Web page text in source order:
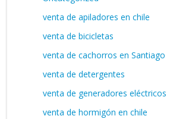
venta de apiladores en chile
venta de bicicletas
venta de cachorros en Santiago
venta de detergentes
venta de generadores eléctricos
venta de hormigón en chile